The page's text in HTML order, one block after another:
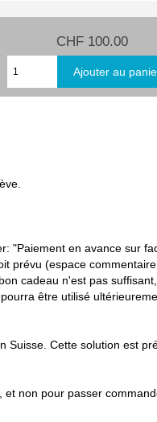
CHF 100.00
"Paiement en avance sur
prévu (espace
cadeau n'est pas
être utilisé
Suisse. Cette solution est
non pour passer